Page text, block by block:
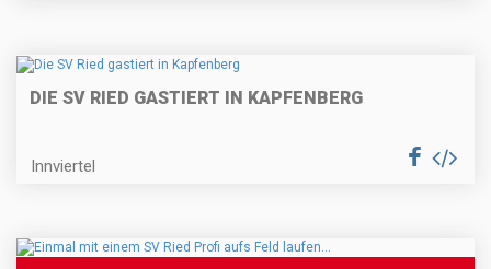
DIE SV RIED GASTIERT IN KAPFENBERG
Innviertel